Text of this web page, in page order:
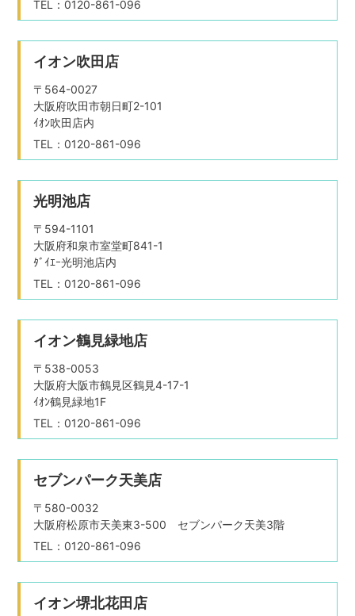
TEL：0120-861-096
イオン吹田店
〒564-0027
大阪府吹田市朝日町2-101
ｲｵﾝ吹田店内
TEL：0120-861-096
光明池店
〒594-1101
大阪府和泉市室堂町841-1
ﾀﾞｲｴｰ光明池店内
TEL：0120-861-096
イオン鶴見緑地店
〒538-0053
大阪府大阪市鶴見区鶴見4-17-1
ｲｵﾝ鶴見緑地1F
TEL：0120-861-096
セブンパーク天美店
〒580-0032
大阪府松原市天美東3-500 セブンパーク天美3階
TEL：0120-861-096
イオン堺北花田店